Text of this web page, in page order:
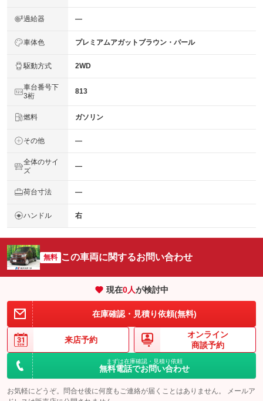
過給器 ―
車体色 プレミアムアガットブラウン・パール
駆動方式 2WD
車台番号下
3桁
813
燃料 ガソリン
その他 ―
全体のサイ
ズ
―
荷台寸法 ―
ハンドル 右
無料 この車両に関するお問い合わせ
現在0人が検討中
在庫確認・見積り依頼(無料)
来店予約
オンライン
商談予約
まずは在庫確認・見積り依頼
無料電話でお問い合わせ
お気軽にどうぞ。問合せ後に何度もご連絡が届くことはありません。 メールア